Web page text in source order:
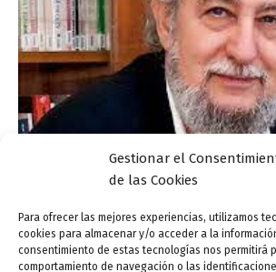
Gestionar el
de las Cookies
Para ofrecer las mejores experiencias, utilizamos
cookies para almacenar y/o acceder a la
consentimiento de estas tecnologías nos permitirá
comportamiento de navegación o las
Presentación editorial y recital:
Ver», a cargo de Gustavo Vega
ensutinta/29 mayo, 2023